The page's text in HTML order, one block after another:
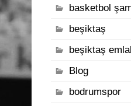
basketbol
beşiktaş
beşiktaş
Blog
bodrumspor